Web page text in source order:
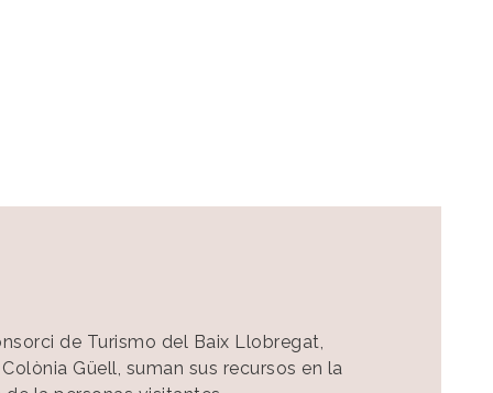
de Turismo del Baix Llobregat,
Güell, suman sus recursos en la